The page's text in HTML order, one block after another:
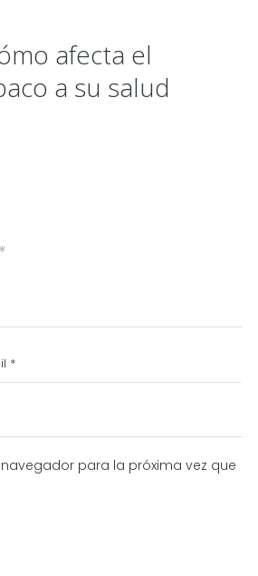
afecta el
a su salud
para la próxima vez que